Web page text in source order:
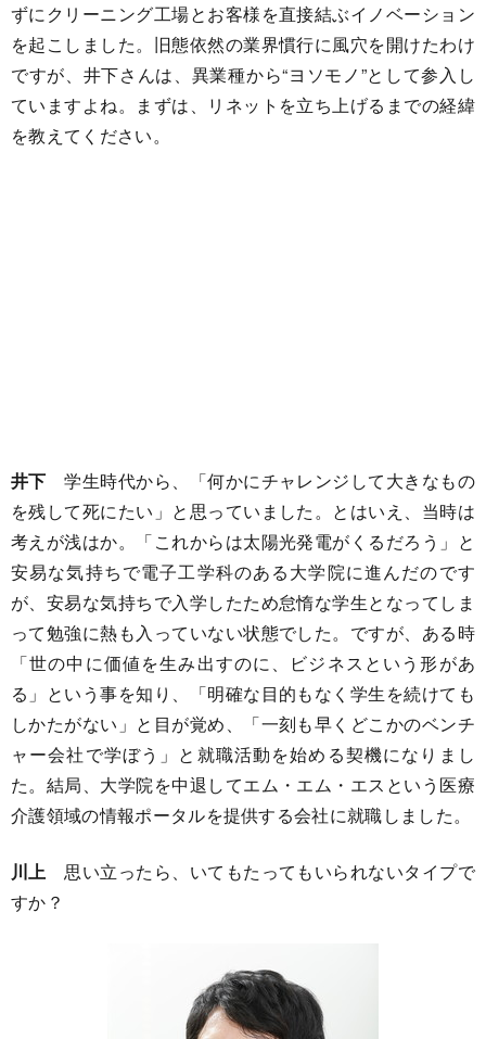
ずにクリーニング工場とお客様を直接結ぶイノベーション
を起こしました。旧態依然の業界慣行に風穴を開けたわけ
ですが、井下さんは、異業種から“ヨソモノ”として参入し
ていますよね。まずは、リネットを立ち上げるまでの経緯
を教えてください。
井下 学生時代から、「何かにチャレンジして大きなもの
を残して死にたい」と思っていました。とはいえ、当時は
考えが浅はか。「これからは太陽光発電がくるだろう」と
安易な気持ちで電子工学科のある大学院に進んだのです
が、安易な気持ちで入学したため怠惰な学生となってしま
って勉強に熱も入っていない状態でした。ですが、ある時
「世の中に価値を生み出すのに、ビジネスという形があ
る」という事を知り、「明確な目的もなく学生を続けても
しかたがない」と目が覚め、「一刻も早くどこかのベンチ
ャー会社で学ぼう」と就職活動を始める契機になりまし
た。結局、大学院を中退してエム・エム・エスという医療
介護領域の情報ポータルを提供する会社に就職しました。
川上 思い立ったら、いてもたってもいられないタイプで
すか？